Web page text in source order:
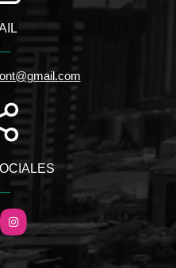
Instagram